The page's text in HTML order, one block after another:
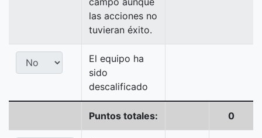
las acciones no
tuvieran éxito.
El equipo ha
sido
descalificado
Puntos totales: 0